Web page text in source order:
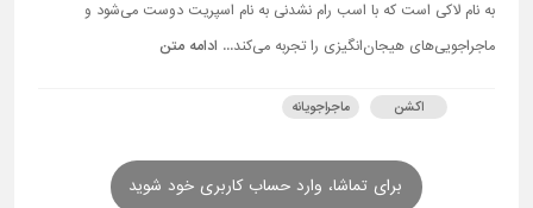
به نام لاکی است که با اسب رام نشدنی به نام اسپریت دوست می‌شود و
ماجراجویی‌های هیجان‌انگیزی را تجربه می‌کند... ادامه متن
اکشن ماجراجویانه
برای تماشا، وارد حساب کاربری خود شوید